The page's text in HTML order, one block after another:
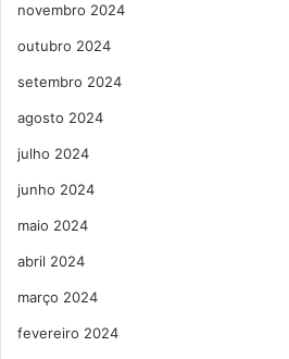
novembro 2024
outubro 2024
setembro 2024
agosto 2024
julho 2024
junho 2024
maio 2024
abril 2024
março 2024
fevereiro 2024